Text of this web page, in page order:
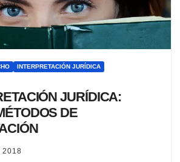
INTERPRETACIÓN JURÍDICA
JURÍDICA:
DE
2018